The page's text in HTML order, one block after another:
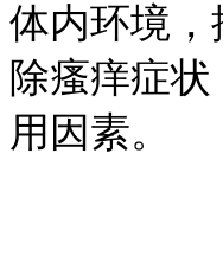
体内环境
除瘙痒症
用因素。